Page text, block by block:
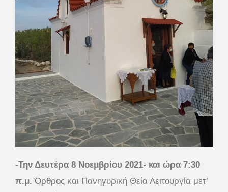
-Την Δευτέρα 8 Νοεμβρίου 2021- και ώρα 7:30
π.μ. Όρθρος και Πανηγυρική Θεία Λειτουργία μετ’